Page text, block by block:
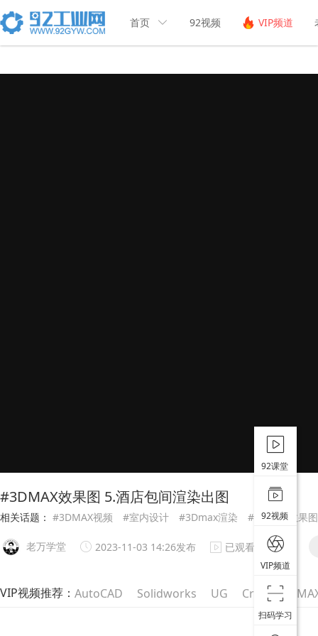
首页 92视频 VIP频道
#3DMAX效果图 5.酒店包间渲染出图
相关话题： #3DMAX视频 #室内设计 #3Dmax渲染 #3DMAX效果图
老万学堂 2023-11-03 14:26发布 已观看2346次
VIP视频推荐： AutoCAD Solidworks UG Creo
92课堂
92视频
VIP频道
扫码学习